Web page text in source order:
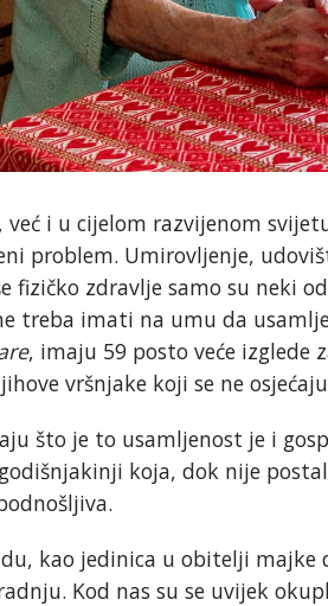
već i u cijelom razvijenom
problem. Umirovljenje,
fizičko zdravlje samo su neki
treba imati na umu da
, imaju 59 posto veće izglede
vršnjake koji se ne
što je to usamljenost je i
koja, dok nije
kao jedinica u obitelji majke
Kod nas su se uvijek